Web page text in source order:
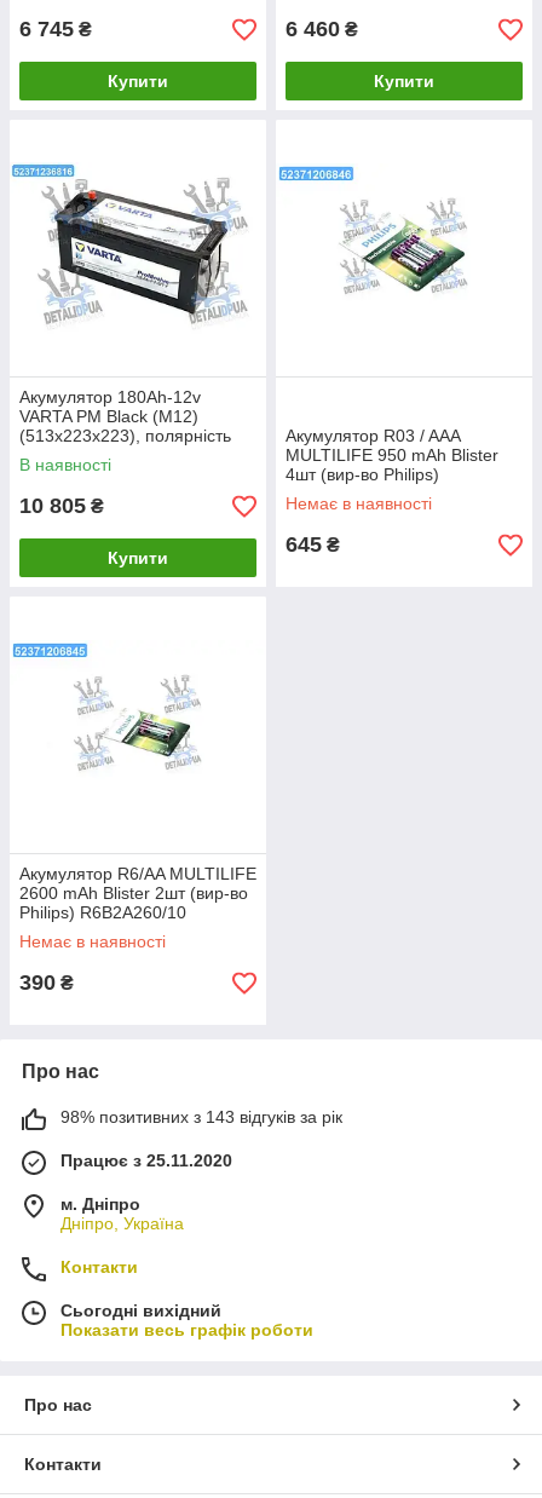
6 745 ₴
Купити
6 460 ₴
Купити
Акумулятор 180Ah-12v
VARTA PM Black (M12)
(513х223х223), полярність
зворотна (3), EN1400 680 011
140 UA1
В наявності
10 805 ₴
Купити
Акумулятор R03 / AAA
MULTILIFE 950 mAh Blister
4шт (вир-во Philips)
R03B4A95/10
Немає в наявності
645 ₴
Акумулятор R6/AA MULTILIFE
2600 mAh Blister 2шт (вир-во
Philips) R6B2A260/10
Немає в наявності
390 ₴
Про нас
98% позитивних з 143 відгуків за рік
Працює з 25.11.2020
м. Дніпро
Дніпро, Україна
Контакти
Сьогодні вихідний
Показати весь графік роботи
Про нас
Контакти